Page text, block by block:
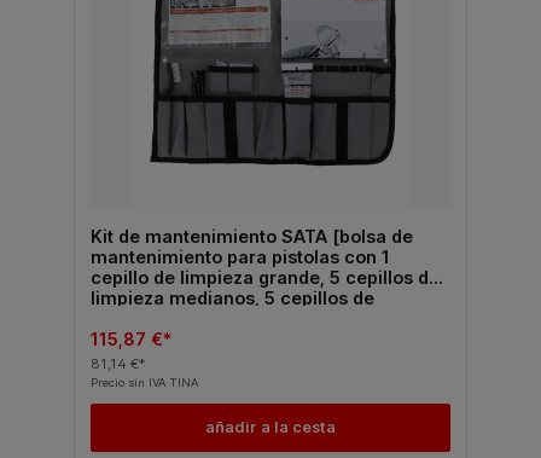
Kit de mantenimiento SATA [bolsa de
mantenimiento para pistolas con 1
cepillo de limpieza grande, 5 cepillos de
limpieza medianos, 5 cepillos de
para boquillas, 1 grasa de alto
rendimiento sin silicona ni ácidos ...
115,87 €*
81,14 €*
Precio sin IVA TINA
añadir a la cesta